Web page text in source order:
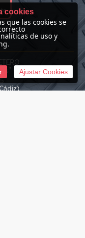
-
cookies
que las cookies se
de uso y
Ajustar Cookies